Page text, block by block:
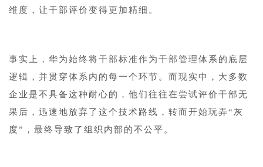
维度，让干部评价变得更加精细。
事实上，华为始终将干部标准作为干部管理体系的底层
逻辑，并贯穿体系内的每一个环节。而现实中，大多数
企业是不具备这种耐心的，他们往往在尝试评价干部无
果后，迅速地放弃了这个技术路线，转而开始玩弄“灰
度”，最终导致了组织内部的不公平。